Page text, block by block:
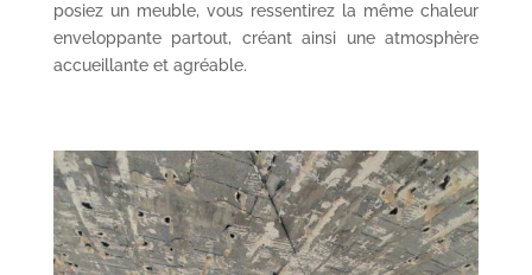
posiez un meuble, vous ressentirez la même chaleur
enveloppante partout, créant ainsi une atmosphère
accueillante et agréable.